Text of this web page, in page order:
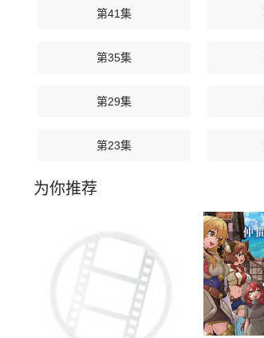
第41集
第35集
第29集
第23集
第17集
第05集
为你推荐